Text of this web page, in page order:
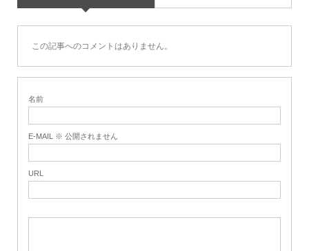
この記事へのコメントはありません。
名前
E-MAIL ※ 公開されません
URL